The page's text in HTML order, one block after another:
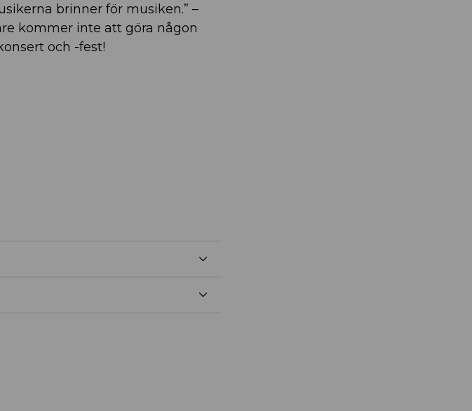
brinner för musiken.” –
kommer inte att göra någon
och -fest!